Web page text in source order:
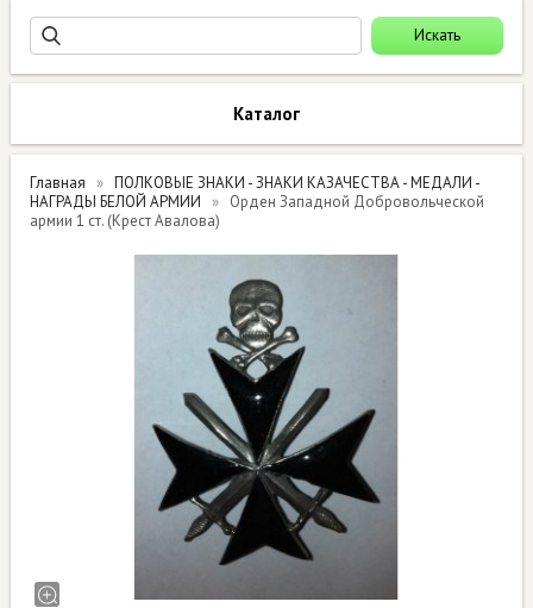
Каталог
Главная
ПОЛКОВЫЕ ЗНАКИ - ЗНАКИ КАЗАЧЕСТВА - МЕДАЛИ -
НАГРАДЫ БЕЛОЙ АРМИИ
Орден Западной Добровольческой
армии 1 ст. (Крест Авалова)